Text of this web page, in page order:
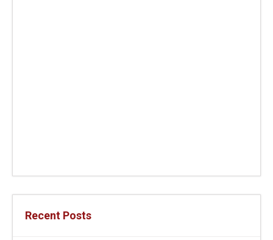
Recent Posts